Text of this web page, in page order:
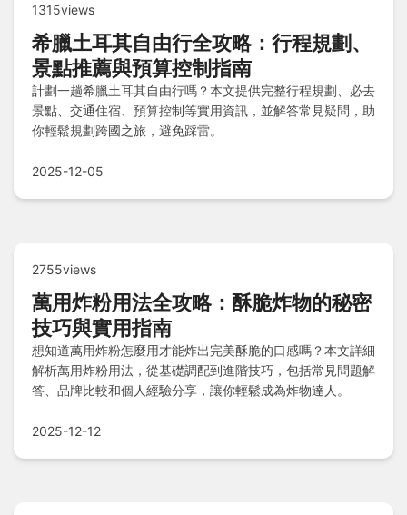
1315views
希臘土耳其自由行全攻略：行程規劃、
景點推薦與預算控制指南
計劃一趟希臘土耳其自由行嗎？本文提供完整行程規劃、必去
景點、交通住宿、預算控制等實用資訊，並解答常見疑問，助
你輕鬆規劃跨國之旅，避免踩雷。
2025-12-05
2755views
萬用炸粉用法全攻略：酥脆炸物的秘密
技巧與實用指南
想知道萬用炸粉怎麼用才能炸出完美酥脆的口感嗎？本文詳細
解析萬用炸粉用法，從基礎調配到進階技巧，包括常見問題解
答、品牌比較和個人經驗分享，讓你輕鬆成為炸物達人。
2025-12-12